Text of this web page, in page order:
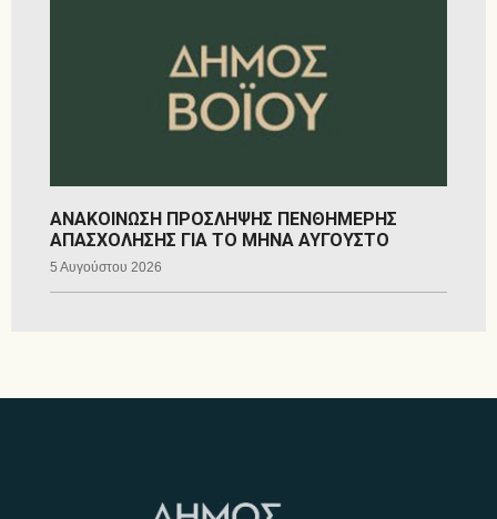
ΑΝΑΚΟΙΝΩΣΗ ΠΡΟΣΛΗΨΗΣ ΠΕΝΘΗΜΕΡΗΣ
ΑΠΑΣΧΟΛΗΣΗΣ ΓΙΑ ΤΟ ΜΗΝΑ ΑΥΓΟΥΣΤΟ
5 Αυγούστου 2026